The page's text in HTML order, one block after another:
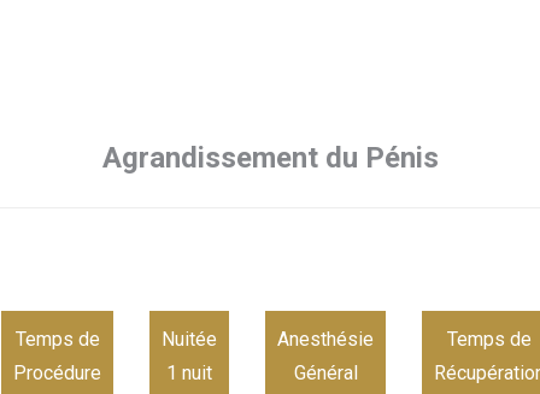
Agrandissement du Pénis
Temps de
Procédure
Nuitée
1 nuit
Anesthésie
Général
Temps de